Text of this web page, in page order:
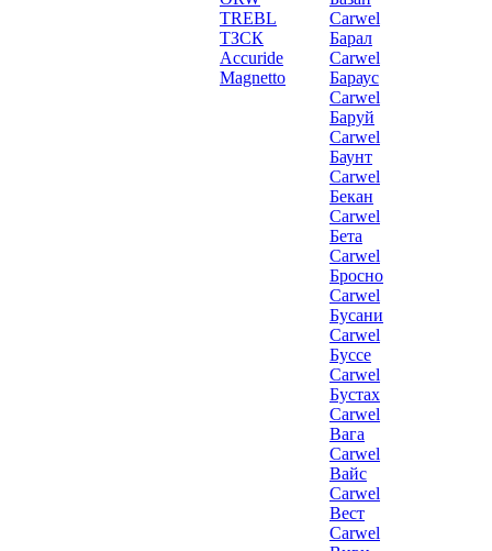
TREBL
ТЗСК
Accuride
Magnetto
Carwel
Барал
Carwel
Бараус
Carwel
Баруй
Carwel
Баунт
Carwel
Бекан
Carwel
Бета
Carwel
Бросно
Carwel
Бусани
Carwel
Буссе
Carwel
Бустах
Carwel
Вага
Carwel
Вайс
Carwel
Вест
Carwel